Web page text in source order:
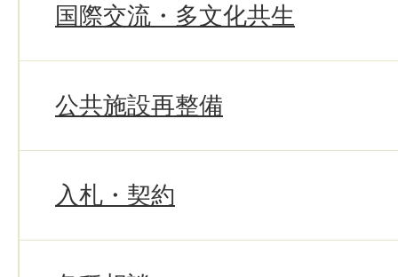
国際交流・多文化共生
公共施設再整備
入札・契約